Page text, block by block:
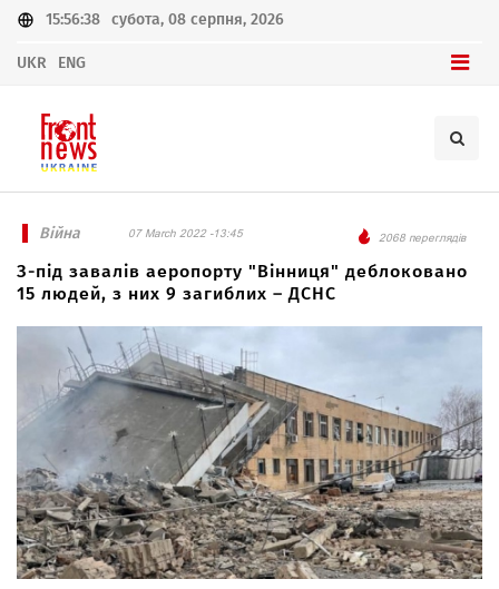
15:56:38 субота, 08 серпня, 2026
UKR ENG
Війна 07 March 2022 -13:45 2068 переглядів
З-під завалів аеропорту "Вінниця" деблоковано
15 людей, з них 9 загиблих – ДСНС